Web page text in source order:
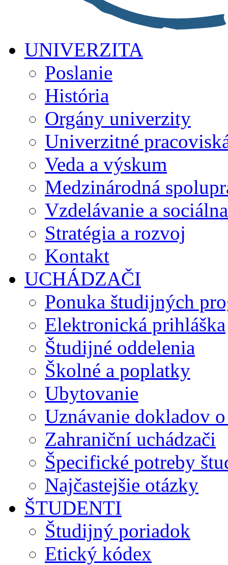
UNIVERZITA
Poslanie
História
Orgány univerzity
Univerzitné
Veda a výskum
Medzinárodná
Vzdelávanie a
Stratégia a rozvoj
Kontakt
UCHÁDZAČI
Ponuka študijných
Elektronická prihláška
Študijné oddelenia
Školné a poplatky
Ubytovanie
Uznávanie dokladov
Zahraniční uchádzači
Špecifické potreby
Najčastejšie otázky
ŠTUDENTI
Študijný poriadok
Etický kódex